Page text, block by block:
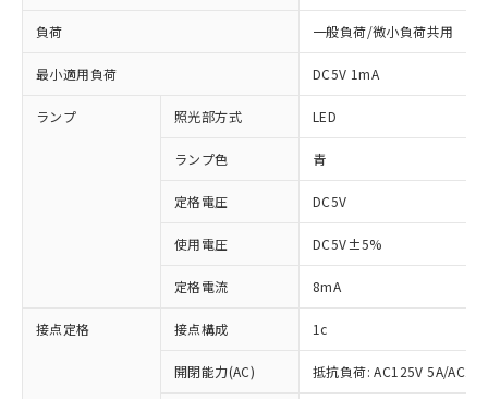
負荷 一般負荷/微小負荷共用
最小適用負荷 DC5V 1mA
ランプ 照光部方式 LED
ランプ色 青
定格電圧 DC5V
使用電圧 DC5V±5%
定格電流 8mA
接点定格 接点構成 1c
開閉能力(AC) 抵抗負荷: AC125V 5A/